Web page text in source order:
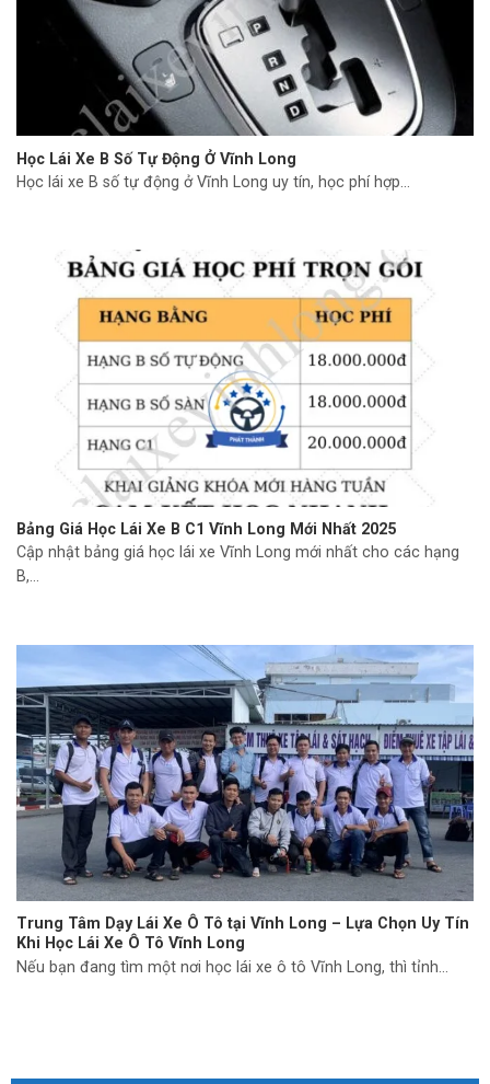
Học Lái Xe B Số Tự Động Ở Vĩnh Long
Học lái xe B số tự động ở Vĩnh Long uy tín, học phí hợp...
Bảng Giá Học Lái Xe B C1 Vĩnh Long Mới Nhất 2025
Cập nhật bảng giá học lái xe Vĩnh Long mới nhất cho các hạng
B,...
Trung Tâm Dạy Lái Xe Ô Tô tại Vĩnh Long – Lựa Chọn Uy Tín
Khi Học Lái Xe Ô Tô Vĩnh Long
Nếu bạn đang tìm một nơi học lái xe ô tô Vĩnh Long, thì tỉnh...